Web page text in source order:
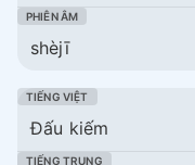
shèjī
Đấu kiếm